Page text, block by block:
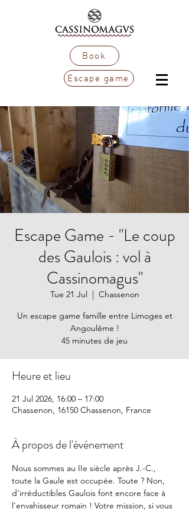
Book
Escape game
Escape Game - "Le coup
des Gaulois : vol à
Cassinomagus"
Tue 21 Jul
  |
Chassenon
Un escape game famille entre Limoges et
Angoulême !
45 minutes de jeu
Heure et lieu
21 Jul 2026, 16:00 – 17:00
Chassenon, 16150 Chassenon, France
À propos de l'événement
Nous sommes au IIe siècle après J.-C.,
toute la Gaule est occupée. Toute ? Non,
d'irréductibles Gaulois font encore face à
l'envahisseur romain ! Votre mission, si vous